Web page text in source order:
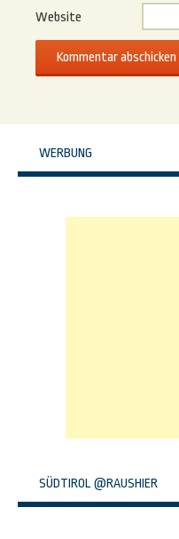
Website
WERBUNG
SÜDTIROL @RAUSHIER